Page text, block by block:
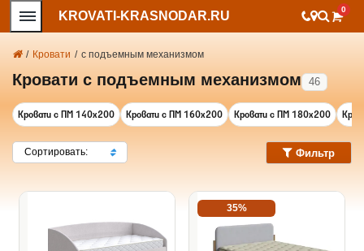
KROVATI-KRASNODAR.RU 0
/ Кровати / с подъемным механизмом
Кровати с подъемным механизмом 46
Кровати с ПМ 140х200 Кровати с ПМ 160х200 Кровати с ПМ 180х200
Сортировать: Фильтр
35%